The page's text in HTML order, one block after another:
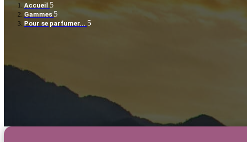
Accueil
Gammes
Pour se parfumer...